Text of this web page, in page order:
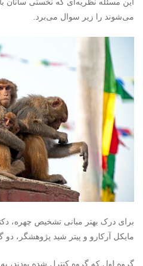
این مسئله نظریه‌ای که نخستی سانان
می‌شوند را زیر سوال می‌برد.
برای درک بهتر مبانی تشخیص چهره،
مایکل آرکارو و پیتر شید پژوهشگر، دو
گروه اول که گروه کنترل شده بودند،